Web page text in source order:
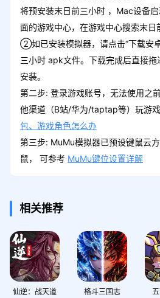
将预安装末日前三小时 ，Mac设备
面的游戏中心，在游戏中心搜索末日
②如已安装模拟器，请点击“下载安
三小时 apk文件。下载完成后直接
安装。
第二步: 登录游戏账号，无法使用之
他渠道（B站/华为/taptap等）玩游
包、游戏角色怎么办
第三步: MuMu模拟器已预设键鼠云
鼠， 可参考 MuMu键位设置详解
相关推荐
仙逆：战天道 格斗三国志